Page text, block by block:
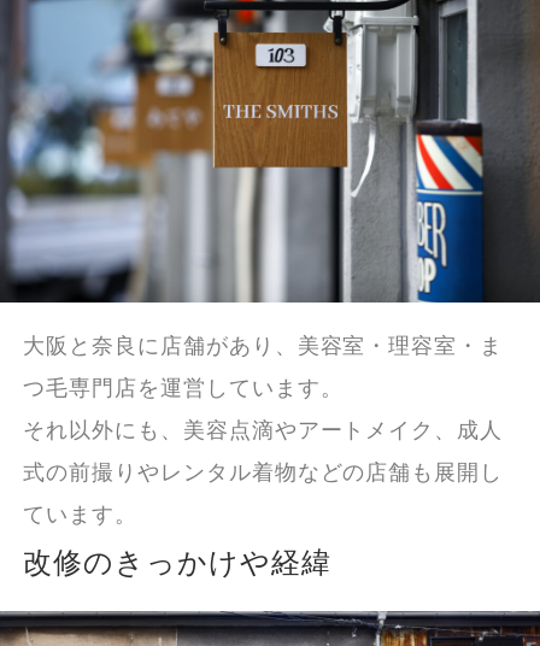
大阪と奈良に店舗があり、美容室・理容室・ま
つ毛専門店を運営しています。
それ以外にも、美容点滴やアートメイク、成人
式の前撮りやレンタル着物などの店舗も展開し
ています。
改修のきっかけや経緯